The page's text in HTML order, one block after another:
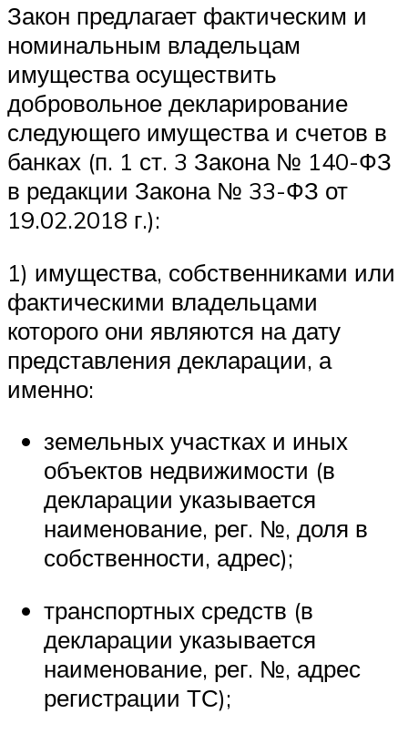
Закон предлагает фактическим и
номинальным владельцам
имущества осуществить
добровольное декларирование
следующего имущества и счетов в
банках (п. 1 ст. 3 Закона № 140-ФЗ
в редакции Закона № 33-ФЗ от
19.02.2018 г.):
1) имущества, собственниками или
фактическими владельцами
которого они являются на дату
представления декларации, а
именно:
земельных участках и иных
объектов недвижимости (в
декларации указывается
наименование, рег. №, доля в
собственности, адрес);
транспортных средств (в
декларации указывается
наименование, рег. №, адрес
регистрации ТС);